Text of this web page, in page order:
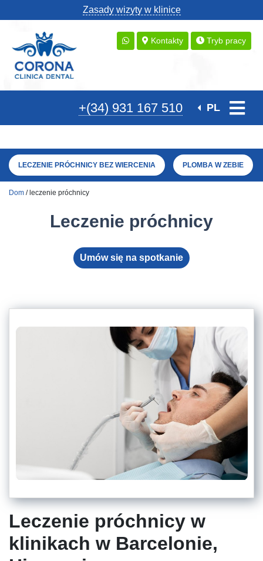
Zasady wizyty w klinice
Kontakty Tryb pracy
+(34) 931 167 510 PL
LECZENIE PRÓCHNICY BEZ WIERCENIA PLOMBA W ZEBIE
Dom / leczenie próchnicy
Leczenie próchnicy
Umów się na spotkanie
Leczenie próchnicy w
klinikach w Barcelonie,